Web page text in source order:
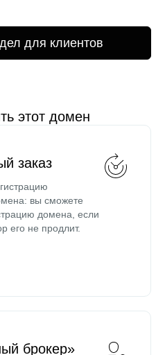
для клиентов
этот домен
заказ
вы сможете
домена, если
его не продлит.
брокер»